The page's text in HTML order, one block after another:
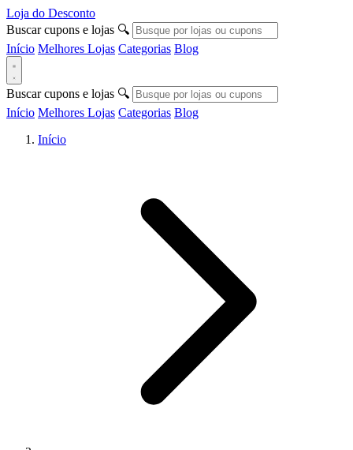
Loja do Desconto
Buscar cupons e lojas 🔍
Início Melhores Lojas Categorias Blog
Buscar cupons e lojas 🔍
Início Melhores Lojas Categorias Blog
Início